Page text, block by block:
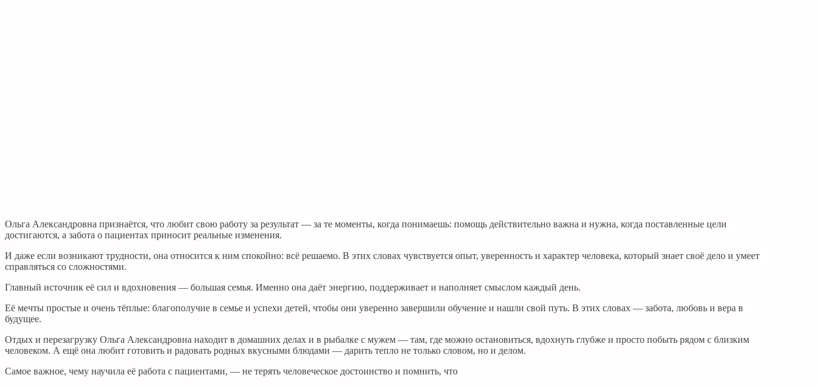
Ольга Александровна признаётся, что любит свою работу за результат — за те моменты, когда понимаешь: помощь действительно важна и нужна, когда поставленные цели
достигаются, а забота о пациентах приносит реальные изменения.
И даже если возникают трудности, она относится к ним спокойно: всё решаемо. В этих словах чувствуется опыт, уверенность и характер человека, который знает своё дело и умеет
справляться со сложностями.
Главный источник её сил и вдохновения — большая семья. Именно она даёт энергию, поддерживает и наполняет смыслом каждый день.
Её мечты простые и очень тёплые: благополучие в семье и успехи детей, чтобы они уверенно завершили обучение и нашли свой путь. В этих словах — забота, любовь и вера в
будущее.
Отдых и перезагрузку Ольга Александровна находит в домашних делах и в рыбалке с мужем — там, где можно остановиться, вдохнуть глубже и просто побыть рядом с близким
человеком. А ещё она любит готовить и радовать родных вкусными блюдами — дарить тепло не только словом, но и делом.
Самое важное, чему научила её работа с пациентами, — не терять человеческое достоинство и помнить, что